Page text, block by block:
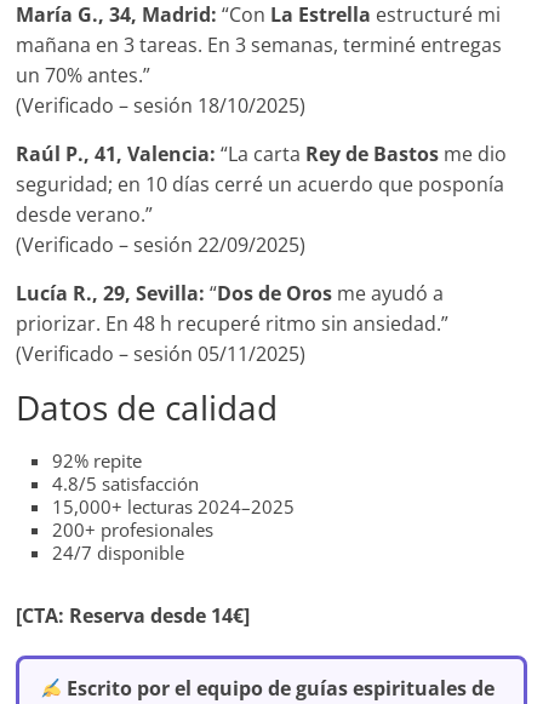
María G., 34, Madrid: “Con La Estrella estructuré mi
mañana en 3 tareas. En 3 semanas, terminé entregas
un 70% antes.”
(Verificado – sesión 18/10/2025)
Raúl P., 41, Valencia: “La carta Rey de Bastos me dio
seguridad; en 10 días cerré un acuerdo que posponía
desde verano.”
(Verificado – sesión 22/09/2025)
Lucía R., 29, Sevilla: “Dos de Oros me ayudó a
priorizar. En 48 h recuperé ritmo sin ansiedad.”
(Verificado – sesión 05/11/2025)
Datos de calidad
92% repite
4.8/5 satisfacción
15,000+ lecturas 2024–2025
200+ profesionales
24/7 disponible
[CTA: Reserva desde 14€]
Escrito por el equipo de guías espirituales de